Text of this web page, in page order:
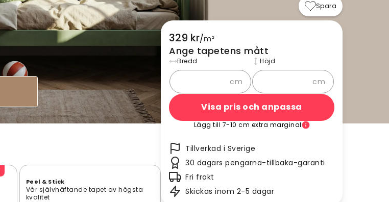
Peel & Stick
Vår självhäftande tapet av högsta
kvalitet
Spara
329 kr/m²
Ange tapetens mått
Bredd
cm
Höjd
cm
Visa pris och anpassa
Lägg till 7-10 cm extra marginal
Tillverkad i Sverige
30 dagars pengarna-tillbaka-garanti
Fri frakt
Skickas inom 2-5 dagar